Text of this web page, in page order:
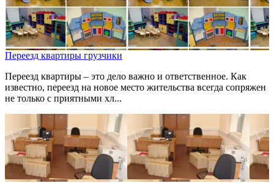
Переезд квартиры грузчики
Переезд квартиры – это дело важно и ответственное. Как
известно, переезд на новое место жительства всегда сопряжен
не только с приятными хл...